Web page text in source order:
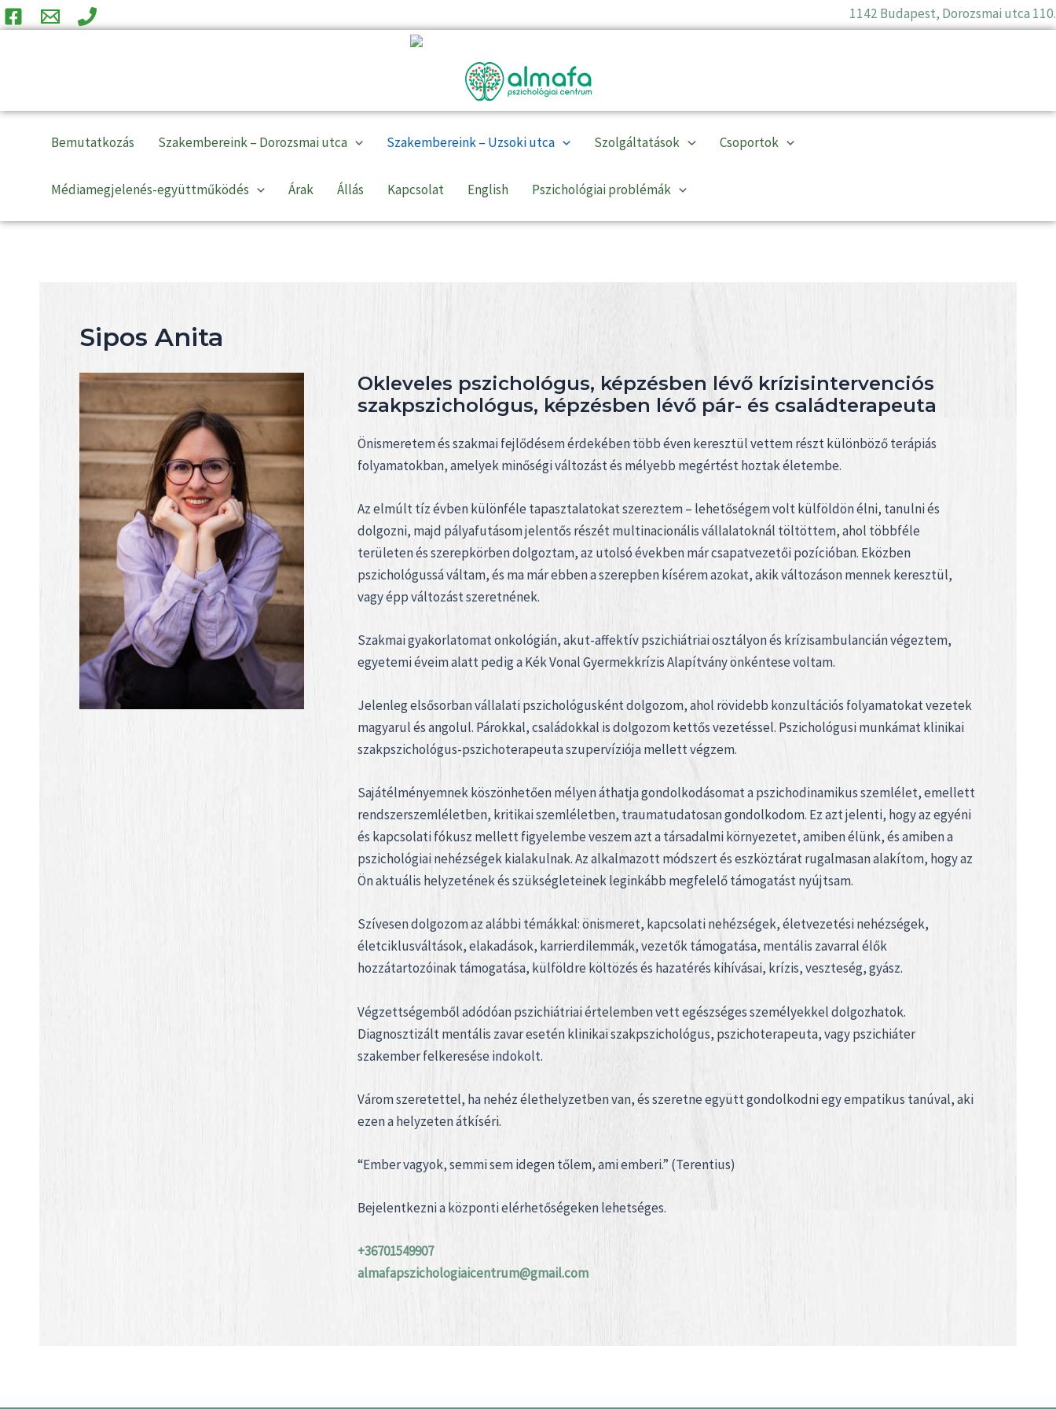
Skip
to
1142 Budapest, Dorozsmai utca 110.
Bemutatkozás Szakembereink – Dorozsmai utca Szakembereink – Uzsoki utca Szolgáltatások Csoportok
Médiamegjelenés-együttműködés Árak Állás Kapcsolat English Pszichológiai problémák
Sipos Anita
Okleveles pszichológus, képzésben lévő krízisintervenciós
szakpszichológus, képzésben lévő pár- és családterapeuta
Önismeretem és szakmai fejlődésem érdekében több éven keresztül vettem részt különböző terápiás
folyamatokban, amelyek minőségi változást és mélyebb megértést hoztak életembe.
Az elmúlt tíz évben különféle tapasztalatokat szereztem – lehetőségem volt külföldön élni, tanulni és
dolgozni, majd pályafutásom jelentős részét multinacionális vállalatoknál töltöttem, ahol többféle
területen és szerepkörben dolgoztam, az utolsó években már csapatvezetői pozícióban. Eközben
pszichológussá váltam, és ma már ebben a szerepben kísérem azokat, akik változáson mennek keresztül,
vagy épp változást szeretnének.
Szakmai gyakorlatomat onkológián, akut-affektív pszichiátriai osztályon és krízisambulancián végeztem,
egyetemi éveim alatt pedig a Kék Vonal Gyermekkrízis Alapítvány önkéntese voltam.
Jelenleg elsősorban vállalati pszichológusként dolgozom, ahol rövidebb konzultációs folyamatokat vezetek
magyarul és angolul. Párokkal, családokkal is dolgozom kettős vezetéssel. Pszichológusi munkámat klinikai
szakpszichológus-pszichoterapeuta szupervíziója mellett végzem.
Sajátélményemnek köszönhetően mélyen áthatja gondolkodásomat a pszichodinamikus szemlélet, emellett
rendszerszemléletben, kritikai szemléletben, traumatudatosan gondolkodom. Ez azt jelenti, hogy az egyéni
és kapcsolati fókusz mellett figyelembe veszem azt a társadalmi környezetet, amiben élünk, és amiben a
pszichológiai nehézségek kialakulnak. Az alkalmazott módszert és eszköztárat rugalmasan alakítom, hogy az
Ön aktuális helyzetének és szükségleteinek leginkább megfelelő támogatást nyújtsam.
Szívesen dolgozom az alábbi témákkal: önismeret, kapcsolati nehézségek, életvezetési nehézségek,
életciklusváltások, elakadások, karrierdilemmák, vezetők támogatása, mentális zavarral élők
hozzátartozóinak támogatása, külföldre költözés és hazatérés kihívásai, krízis, veszteség, gyász.
Végzettségemből adódóan pszichiátriai értelemben vett egészséges személyekkel dolgozhatok.
Diagnosztizált mentális zavar esetén klinikai szakpszichológus, pszichoterapeuta, vagy pszichiáter
szakember felkeresése indokolt.
Várom szeretettel, ha nehéz élethelyzetben van, és szeretne együtt gondolkodni egy empatikus tanúval, aki
ezen a helyzeten átkíséri.
“Ember vagyok, semmi sem idegen tőlem, ami emberi.” (Terentius)
Bejelentkezni a központi elérhetőségeken lehetséges.
+36701549907
almafapszichologiaicentrum@gmail.com